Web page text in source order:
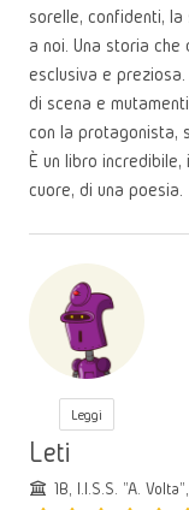
sorelle, confidenti,
a noi. Una storia
esclusiva e
di scena e
con la protagonista,
È un libro
cuore, di una poesia.
Leggi
Leti
1B, I.I.S.S. "A.